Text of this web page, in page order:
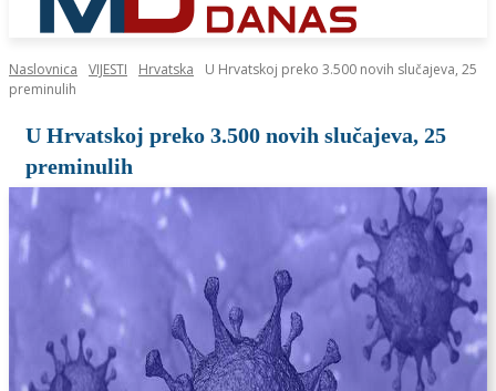
Naslovnica VIJESTI Hrvatska
U Hrvatskoj preko 3.500 novih slučajeva, 25
preminulih
U Hrvatskoj preko 3.500 novih slučajeva, 25
preminulih